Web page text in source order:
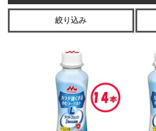
絞り込み